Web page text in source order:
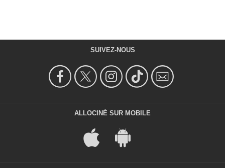
SUIVEZ-NOUS
ALLOCINÉ SUR MOBILE